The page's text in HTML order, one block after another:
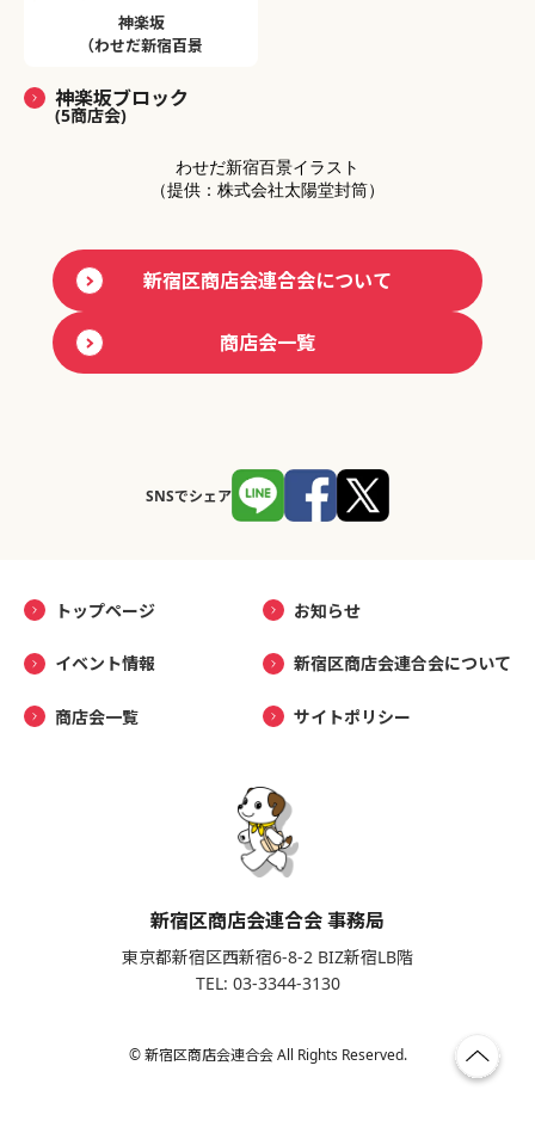
神楽坂
（わせだ新宿百景
神楽坂ブロック
(5商店会)
わせだ新宿百景イラスト
（提供：株式会社太陽堂封筒）
新宿区商店会連合会について
商店会一覧
SNSでシェア
トップページ お知らせ
イベント情報 新宿区商店会連合会について
商店会一覧 サイトポリシー
新宿区商店会連合会 事務局
東京都新宿区西新宿6-8-2 BIZ新宿LB階
TEL: 03-3344-3130
© 新宿区商店会連合会 All Rights Reserved.